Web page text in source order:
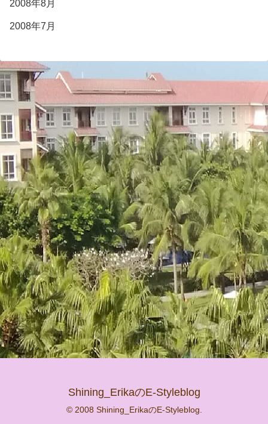
2008年8月
2008年7月
Shining_ErikaのE-Styleblog
© 2008 Shining_ErikaのE-Styleblog.